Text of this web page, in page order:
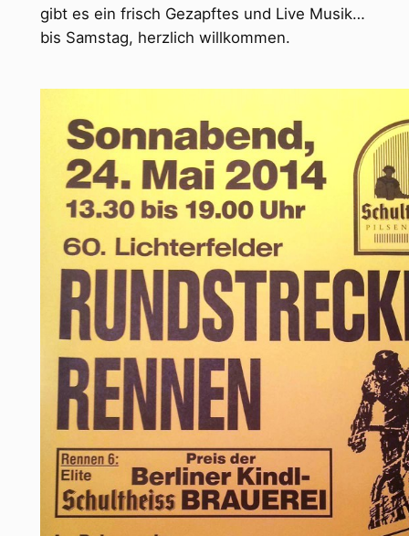
gibt es ein frisch Gezapftes und Live Musik…
bis Samstag, herzlich willkommen.